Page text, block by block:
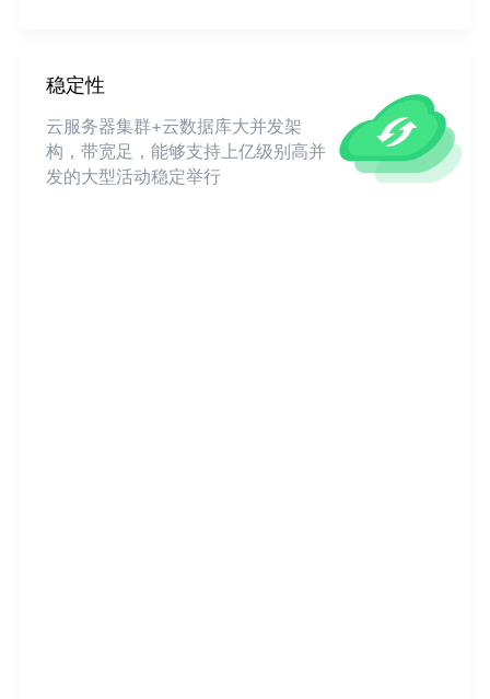
稳定性
云服务器集群+云数据库大并发架
构，带宽足，能够支持上亿级别高并
发的大型活动稳定举行